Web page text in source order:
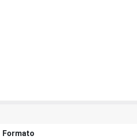
Formato